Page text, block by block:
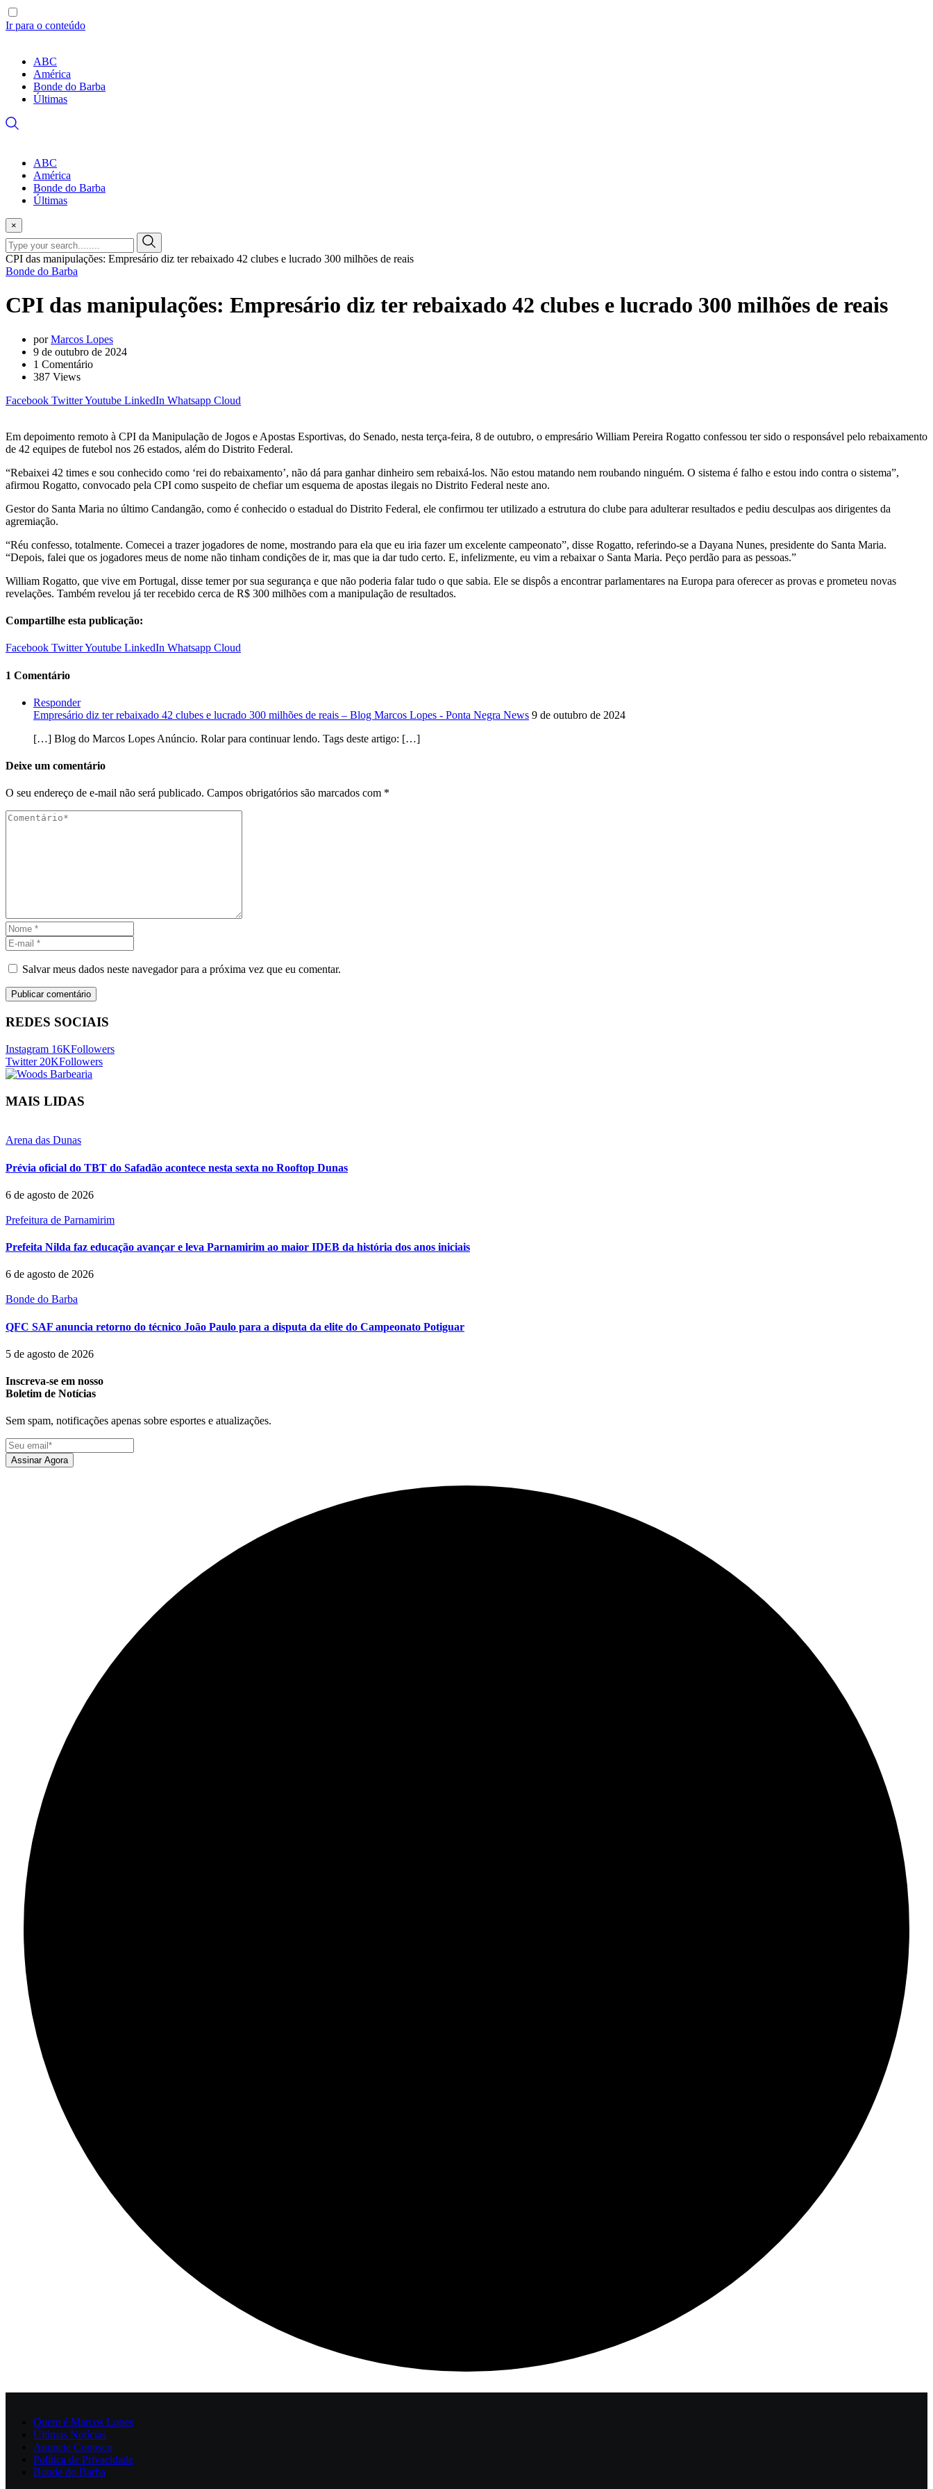
Ir para o conteúdo
ABC
América
Bonde do Barba
Últimas
ABC
América
Bonde do Barba
Últimas
×
CPI das manipulações: Empresário diz ter rebaixado 42 clubes e lucrado 300 milhões de reais
Bonde do Barba
CPI das manipulações: Empresário diz ter rebaixado 42 clubes e lucrado 300 milhões de reais
porMarcos Lopes
9 de outubro de 2024
1 Comentário
387 Views
Facebook TwitterYoutube LinkedIn Whatsapp Cloud
Em depoimento remoto à CPI da Manipulação de Jogos e Apostas Esportivas, do Senado, nesta terça-feira, 8 de outubro, o empresário William Pereira Rogatto confessou ter sido o responsável pelo rebaixamento
de 42 equipes de futebol nos 26 estados, além do Distrito Federal.
“Rebaixei 42 times e sou conhecido como ‘rei do rebaixamento’, não dá para ganhar dinheiro sem rebaixá-los. Não estou matando nem roubando ninguém. O sistema é falho e estou indo contra o sistema”,
afirmou Rogatto, convocado pela CPI como suspeito de chefiar um esquema de apostas ilegais no Distrito Federal neste ano.
Gestor do Santa Maria no último Candangão, como é conhecido o estadual do Distrito Federal, ele confirmou ter utilizado a estrutura do clube para adulterar resultados e pediu desculpas aos dirigentes da
agremiação.
“Réu confesso, totalmente. Comecei a trazer jogadores de nome, mostrando para ela que eu iria fazer um excelente campeonato”, disse Rogatto, referindo-se a Dayana Nunes, presidente do Santa Maria.
“Depois, falei que os jogadores meus de nome não tinham condições de ir, mas que ia dar tudo certo. E, infelizmente, eu vim a rebaixar o Santa Maria. Peço perdão para as pessoas.”
William Rogatto, que vive em Portugal, disse temer por sua segurança e que não poderia falar tudo o que sabia. Ele se dispôs a encontrar parlamentares na Europa para oferecer as provas e prometeu novas
revelações. Também revelou já ter recebido cerca de R$ 300 milhões com a manipulação de resultados.
Compartilhe esta publicação:
Facebook TwitterYoutube LinkedIn Whatsapp Cloud
1 Comentário
Responder
Empresário diz ter rebaixado 42 clubes e lucrado 300 milhões de reais – Blog Marcos Lopes - Ponta Negra News 9 de outubro de 2024
[…] Blog do Marcos Lopes Anúncio. Rolar para continuar lendo. Tags deste artigo: […]
Deixe um comentário
O seu endereço de e-mail não será publicado. Campos obrigatórios são marcados com *
Salvar meus dados neste navegador para a próxima vez que eu comentar.
REDES SOCIAIS
Instagram 16KFollowers
Twitter 20KFollowers
MAIS LIDAS
Arena das Dunas
Prévia oficial do TBT do Safadão acontece nesta sexta no Rooftop Dunas
6 de agosto de 2026
Prefeitura de Parnamirim
Prefeita Nilda faz educação avançar e leva Parnamirim ao maior IDEB da história dos anos iniciais
6 de agosto de 2026
Bonde do Barba
QFC SAF anuncia retorno do técnico João Paulo para a disputa da elite do Campeonato Potiguar
5 de agosto de 2026
Inscreva-se em nosso
Boletim de Notícias
Sem spam, notificações apenas sobre esportes e atualizações.
Assinar Agora
Quem é Marcos Lopes
Últimas Notícias
Anuncie Conosco
Política de Privacidade
Bonde do Barba